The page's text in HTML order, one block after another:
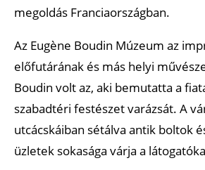
megoldás Franciaországban.
Az Eugène Boudin Múzeum az
előfutárának és más helyi
Boudin volt az, aki bemutatta a
szabadtéri festészet varázsát. A
utcácskáiban sétálva antik boltok
üzletek sokasága várja a